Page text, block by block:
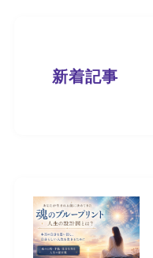
新着記事